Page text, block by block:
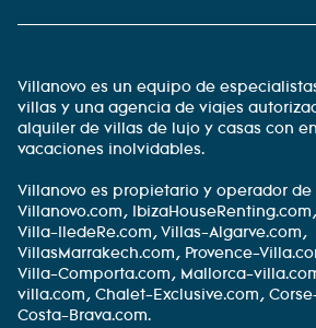
Villanovo es un equipo de
villas y una agencia de viajes
alquiler de villas de lujo y casas con
vacaciones inolvidables.
Villanovo es propietario y operador de
Villanovo.com,
Villa-IledeRe.com, Villas-Algarve.com,
VillasMarrakech.com, Provence-
Villa-Comporta.com, Mallorca-
villa.com, Chalet-Exclusive.com,
Costa-Brava.com.